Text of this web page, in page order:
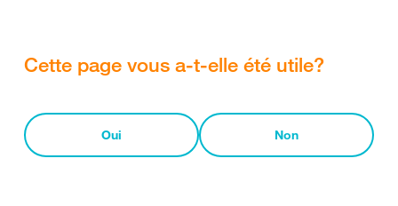
Cette page vous a-t-elle été utile?
Oui Non